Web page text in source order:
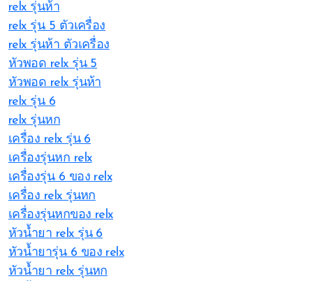
relx รุ่นห้า
relx รุ่น 5 ตัวเครื่อง
relx รุ่นห้า ตัวเครื่อง
หัวพอด relx รุ่น 5
หัวพอด relx รุ่นห้า
relx รุ่น 6
relx รุ่นหก
เครื่อง relx รุ่น 6
เครื่องรุ่นหก relx
เครื่องรุ่น 6 ของ relx
เครื่อง relx รุ่นหก
เครื่องรุ่นหกของ relx
หัวน้ำยา relx รุ่น 6
หัวน้ำยารุ่น 6 ของ relx
หัวน้ำยา relx รุ่นหก